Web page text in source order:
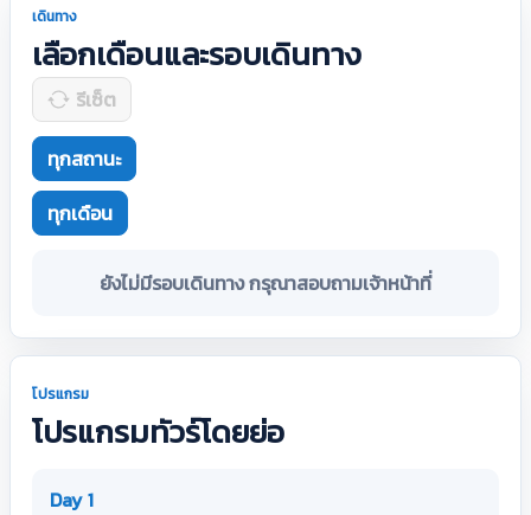
เดินทาง
เลือกเดือนและรอบเดินทาง
รีเซ็ต
ทุกสถานะ
ทุกเดือน
ยังไม่มีรอบเดินทาง กรุณาสอบถามเจ้าหน้าที่
โปรแกรม
โปรแกรมทัวร์โดยย่อ
Day 1